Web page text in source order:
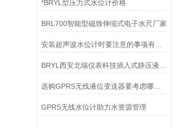
*BRYL型压力式水位计价格
BRL700智能型磁致伸缩式电子水尺厂家
安装超声波水位计时要注意的事项有哪些？
选购GPRS无线液位变送器要考虑哪些因素
GPRS无线水位计助力水资源管理